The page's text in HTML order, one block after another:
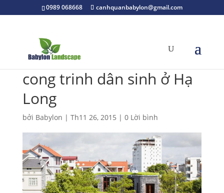
0989 068668 canhquanbabylon@gmail.com
cong trinh dân sinh ở Hạ
Long
bởi Babylon | Th11 26, 2015 | 0 Lời bình